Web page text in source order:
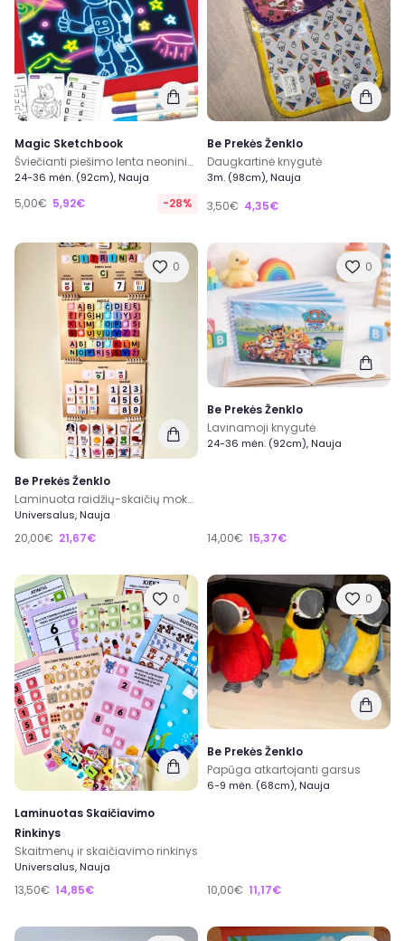
Magic Sketchbook
Šviečianti piešimo lenta neoninio efekto piešiniams kurti
24-36 mėn. (92cm), Nauja
5,00€ 5,92€ -28%
Be Prekės Ženklo
Daugkartinė knygutė
3m. (98cm), Nauja
3,50€ 4,35€
0
Be Prekės Ženklo
Laminuota raidžių-skaičių mokymo priemonė
Universalus, Nauja
20,00€ 21,67€
0
Be Prekės Ženklo
Lavinamoji knygutė
24-36 mėn. (92cm), Nauja
14,00€ 15,37€
0
Laminuotas Skaičiavimo
Rinkinys
Skaitmenų ir skaičiavimo rinkinys
Universalus, Nauja
13,50€ 14,85€
0
Be Prekės Ženklo
Papūga atkartojanti garsus
6-9 mėn. (68cm), Nauja
10,00€ 11,17€